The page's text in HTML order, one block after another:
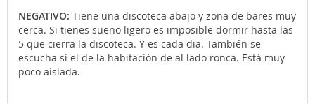
NEGATIVO: Tiene una discoteca abajo y zona de bares muy
cerca. Si tienes sueño ligero es imposible dormir hasta las
5 que cierra la discoteca. Y es cada dia. También se
escucha si el de la habitación de al lado ronca. Está muy
poco aislada.